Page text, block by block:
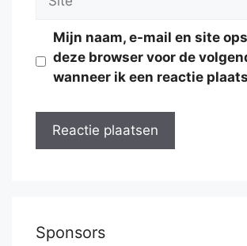
Mijn naam, e-mail en site
deze browser voor de
wanneer ik een reactie
Sponsors